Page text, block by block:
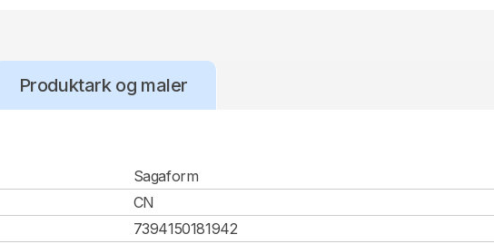
Produktark og maler
Sagaform
CN
7394150181942